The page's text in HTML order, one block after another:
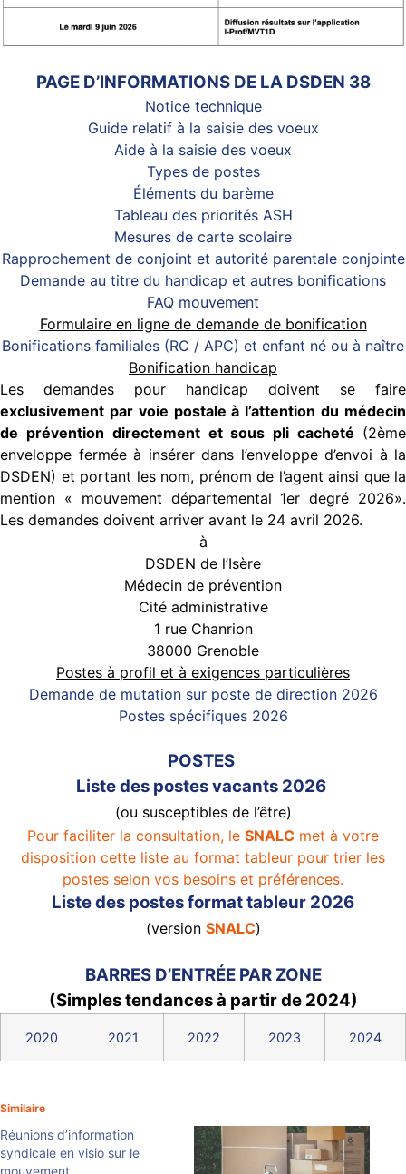
PAGE D’INFORMATIONS DE LA DSDEN 38
Notice technique
Guide relatif à la saisie des voeux
Aide à la saisie des voeux
Types de postes
Éléments du barème
Tableau des priorités ASH
Mesures de carte scolaire
Rapprochement de conjoint et autorité parentale conjointe
Demande au titre du handicap et autres bonifications
FAQ mouvement
Formulaire en ligne de demande de bonification
Bonifications familiales (RC / APC) et enfant né ou à naître
Bonification handicap
Les demandes pour handicap doivent se faire
exclusivement par voie postale à l’attention du médecin
de prévention directement et sous pli cacheté (2ème
enveloppe fermée à insérer dans l’enveloppe d’envoi à la
DSDEN) et portant les nom, prénom de l’agent ainsi que la
mention « mouvement départemental 1er degré 2026».
Les demandes doivent arriver avant le 24 avril 2026.
à
DSDEN de l’Isère
Médecin de prévention
Cité administrative
1 rue Chanrion
38000 Grenoble
Postes à profil et à exigences particulières
Demande de mutation sur poste de direction 2026
Postes spécifiques 2026
POSTES
Liste des postes vacants 2026
(ou susceptibles de l’être)
Pour faciliter la consultation, le SNALC met à votre
disposition cette liste au format tableur pour trier les
postes selon vos besoins et préférences.
Liste des postes format tableur 2026
(version SNALC)
BARRES D’ENTRÉE PAR ZONE
(Simples tendances à partir de 2024)
2020 2021 2022 2023 2024
Similaire
Réunions d’information
syndicale en visio sur le
mouvement